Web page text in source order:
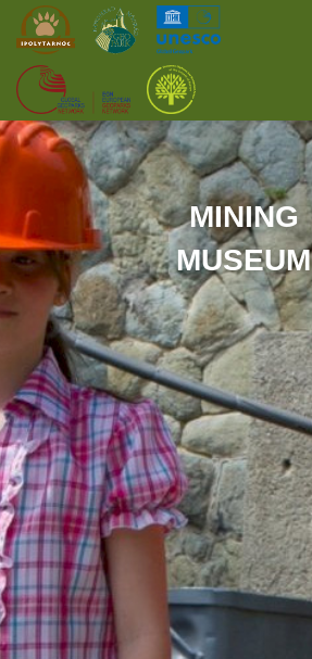
HOME
THE PREHISTORIC POMPEII
SERVICES
PROGRAMS (HU)
NEWS
ABOUT US
GET YOUR TICKET NOW!
MINING
MUSEUM